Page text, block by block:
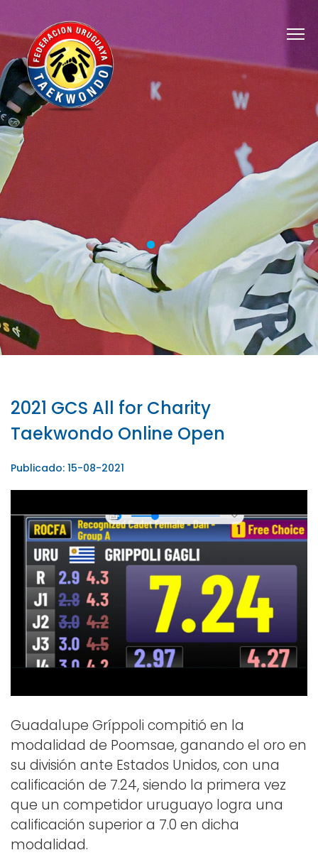
2021 GCS All for Charity
Taekwondo Online Open
Publicado: 15-08-2021
Guadalupe Gríppoli compitió en la
modalidad de Poomsae, ganando el oro en
su división ante Estados Unidos, con una
calificación de 7.24, siendo la primera vez
que un competidor uruguayo logra una
calificación superior a 7.0 en dicha
modalidad.